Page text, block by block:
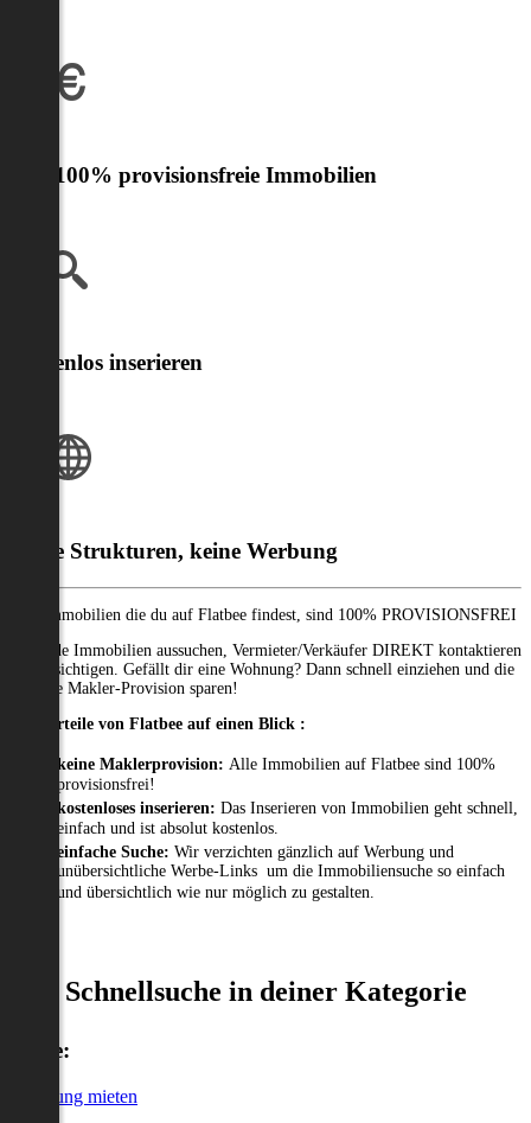
Nur 100% provisionsfreie Immobilien
Kostenlos inserieren
Klare Strukturen, keine Werbung
Alle Immobilien die du auf Flatbee findest, sind 100% PROVISIONSFREI
Passende Immobilien aussuchen, Vermieter/Verkäufer DIREKT kontaktieren
und besichtigen. Gefällt dir eine Wohnung? Dann schnell einziehen und die
gesamte Makler-Provision sparen!
Die Vorteile von Flatbee auf einen Blick :
keine Maklerprovision: Alle Immobilien auf Flatbee sind 100%
provisionsfrei!
kostenloses inserieren: Das Inserieren von Immobilien geht schnell,
einfach und ist absolut kostenlos.
einfache Suche: Wir verzichten gänzlich auf Werbung und
unübersichtliche Werbe-Links um die Immobiliensuche so einfach
und übersichtlich wie nur möglich zu gestalten.
Schnellsuche in deiner Kategorie
Miete:
Wohnung mieten